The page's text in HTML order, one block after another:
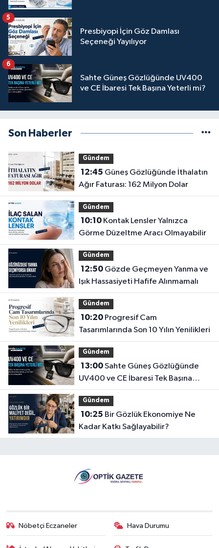
Presbiyopi İçin Göz Damlası
Seçeneği Yayılıyor
5
Sahte Güneş Gözlüğünde UV400
ve CE İbaresi Tek Başına Yeterli mi?
6
Son Haberler
Gündem
12:45
Ağır Faturası: 162 Milyon Dolar
Gündem
10:10Kontak Lensler Yalnızca
Görme Düzeltme Aracı Olmayabilir
Gündem
12:50Gözde Geçmeyen Yanma ve
Işık Hassasiyeti Hafife Alınmamalı
Gündem
10:20Progresif Cam
Tasarımlarında Son 10 Yılın Yenilikleri
Gündem
13:00Sahte Güneş Gözlüğünde
UV400 ve CE İbaresi Tek Başına
Yeterli mi?
Gündem
10:25
Kadar Katkı Sağlayabilir?
Nöbetçi Eczaneler Hava Durumu